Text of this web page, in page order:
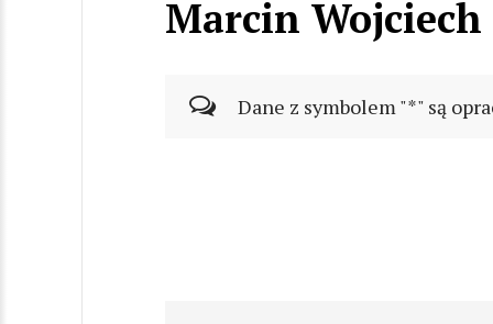
Marcin Wojciech
Dane z symbolem "*" są